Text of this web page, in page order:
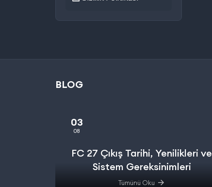
BLOG
03
08
FC 27 Çıkış Tarihi, Yenilikleri ve
Sistem Gereksinimleri
Tümünü Oku